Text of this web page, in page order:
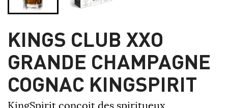
KINGS CLUB XXO
GRANDE CHAMPAGNE
COGNAC KINGSPIRIT
KingSpirit conçoit des spiritueux